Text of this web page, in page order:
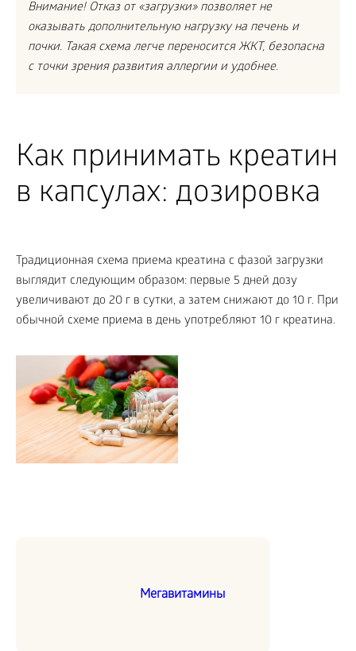
Внимание! Отказ от «загрузки» позволяет не
оказывать дополнительную нагрузку на печень и
почки. Такая схема легче переносится ЖКТ, безопасна
с точки зрения развития аллергии и удобнее.
Как принимать креатин
в капсулах: дозировка
Традиционная схема приема креатина с фазой загрузки
выглядит следующим образом: первые 5 дней дозу
увеличивают до 20 г в сутки, а затем снижают до 10 г. При
обычной схеме приема в день употребляют 10 г креатина.
Мегавитамины